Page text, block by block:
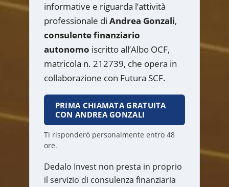
informative e riguarda l’attività
professionale di Andrea Gonzali,
consulente finanziario
autonomo iscritto all’Albo OCF,
matricola n. 212739, che opera in
collaborazione con Futura SCF.
PRIMA CHIAMATA GRATUITA
CON ANDREA GONZALI
Ti risponderò personalmente entro 48
ore.
Dedalo Invest non presta in proprio
il servizio di consulenza finanziaria